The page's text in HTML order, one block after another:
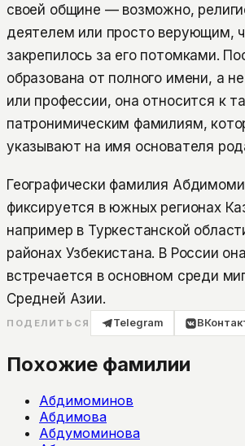
своей общине — возможно,
деятелем или просто верующим,
закрепилось за его потомками.
образована от полного имени, а
или профессии, она относится к
патронимическим фамилиям,
указывают на имя основателя
Географически фамилия
фиксируется в южных регионах
например в Туркестанской
районах Узбекистана. В России
встречается в основном среди
Средней Азии.
ПОДЕЛИТЬСЯ Telegram
Похожие фамилии
Абдимоминов
Абдимова
Абдумоминова